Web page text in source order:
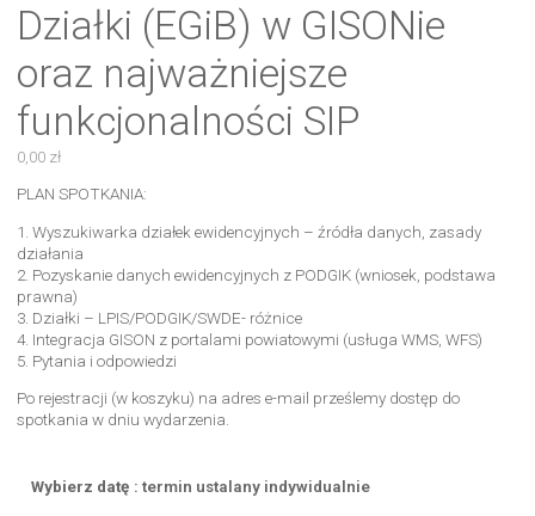
Działki (EGiB) w GISONie
oraz najważniejsze
funkcjonalności SIP
0,00 zł
PLAN SPOTKANIA:
1. Wyszukiwarka działek ewidencyjnych – źródła danych, zasady
działania
2. Pozyskanie danych ewidencyjnych z PODGIK (wniosek, podstawa
prawna)
3. Działki – LPIS/PODGIK/SWDE- różnice
4. Integracja GISON z portalami powiatowymi (usługa WMS, WFS)
5. Pytania i odpowiedzi
Po rejestracji (w koszyku) na adres e-mail prześlemy dostęp do
spotkania w dniu wydarzenia.
Wybierz datę : termin ustalany indywidualnie